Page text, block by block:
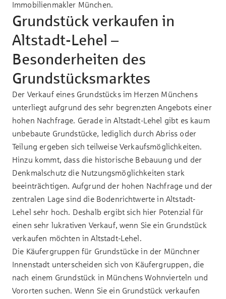
Immobilienmakler München.
Grundstück verkaufen in
Altstadt-Lehel –
Besonderheiten des
Grundstücksmarktes
Der Verkauf eines Grundstücks im Herzen Münchens
unterliegt aufgrund des sehr begrenzten Angebots einer
hohen Nachfrage. Gerade in Altstadt-Lehel gibt es kaum
unbebaute Grundstücke, lediglich durch Abriss oder
Teilung ergeben sich teilweise Verkaufsmöglichkeiten.
Hinzu kommt, dass die historische Bebauung und der
Denkmalschutz die Nutzungsmöglichkeiten stark
beeinträchtigen. Aufgrund der hohen Nachfrage und der
zentralen Lage sind die Bodenrichtwerte in Altstadt-
Lehel sehr hoch. Deshalb ergibt sich hier Potenzial für
einen sehr lukrativen Verkauf, wenn Sie ein Grundstück
verkaufen möchten in Altstadt-Lehel.
Die Käufergruppen für Grundstücke in der Münchner
Innenstadt unterscheiden sich von Käufergruppen, die
nach einem Grundstück in Münchens Wohnvierteln und
Vororten suchen. Wenn Sie ein Grundstück verkaufen